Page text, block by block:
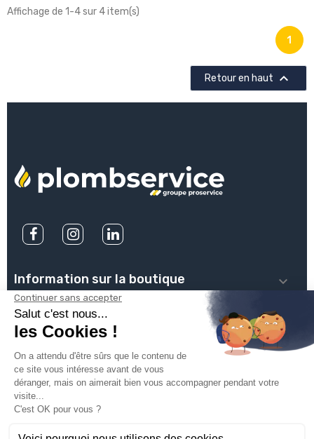
Affichage de 1-4 sur 4 item(s)
1
Retour en haut 
Information sur la boutique 
PLOMBSERVICE 
INFOS PRATIQUES 
VOTRE COMPTE 